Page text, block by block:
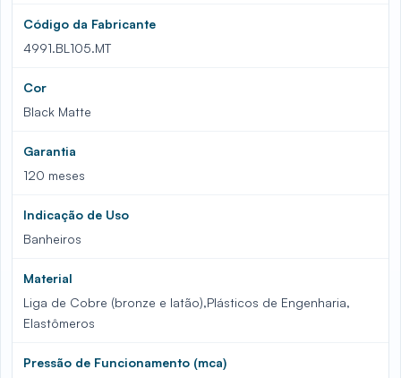
Código da Fabricante
4991.BL105.MT
Cor
Black Matte
Garantia
120 meses
Indicação de Uso
Banheiros
Material
Liga de Cobre (bronze e latão),Plásticos de Engenharia,
Elastômeros
Pressão de Funcionamento (mca)